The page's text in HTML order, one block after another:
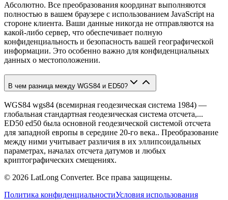
Абсолютно. Все преобразования координат выполняются
полностью в вашем браузере с использованием JavaScript на
стороне клиента. Ваши данные никогда не отправляются на
какой-либо сервер, что обеспечивает полную
конфиденциальность и безопасность вашей географической
информации. Это особенно важно для конфиденциальных
данных о местоположении.
В чем разница между WGS84 и ED50?
WGS84 wgs84 (всемирная геодезическая система 1984) —
глобальная стандартная геодезическая система отсчета,...
ED50 ed50 была основной геодезической системой отсчета
для западной европы в середине 20-го века.. Преобразование
между ними учитывает различия в их эллипсоидальных
параметрах, началах отсчета датумов и любых
криптографических смещениях.
© 2026 LatLong Converter. Все права защищены.
Политика конфиденциальностиУсловия использования